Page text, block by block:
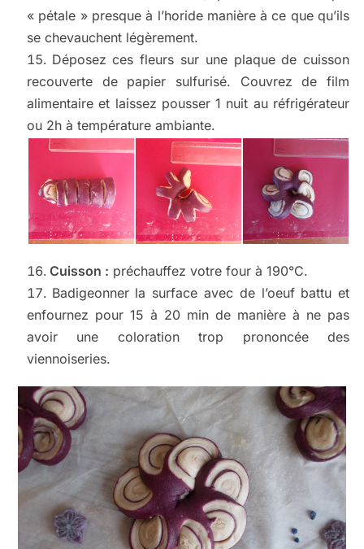
« pétale » presque à l’horide manière à ce que qu’ils
se chevauchent légèrement.
Déposez ces fleurs sur une plaque de cuisson
recouverte de papier sulfurisé. Couvrez de film
alimentaire et laissez pousser 1 nuit au réfrigérateur
ou 2h à température ambiante.
Cuisson : préchauffez votre four à 190°C.
Badigeonner la surface avec de l’oeuf battu et
enfournez pour 15 à 20 min de manière à ne pas
avoir une coloration trop prononcée des
viennoiseries.